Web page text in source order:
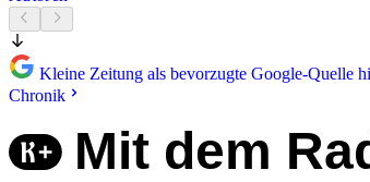
Kleine Zeitung als bevorzugte Google-Quelle
Chronik
Mit dem